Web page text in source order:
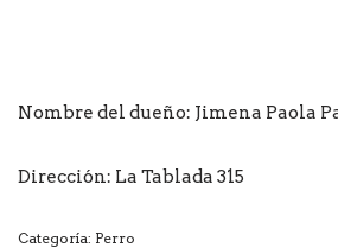
Nombre del dueño: Jimena Paola
Dirección: La Tablada 315
Categoría: Perro